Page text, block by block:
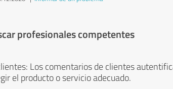
profesionales competentes
Los comentarios de clientes
el producto o servicio adecuado.